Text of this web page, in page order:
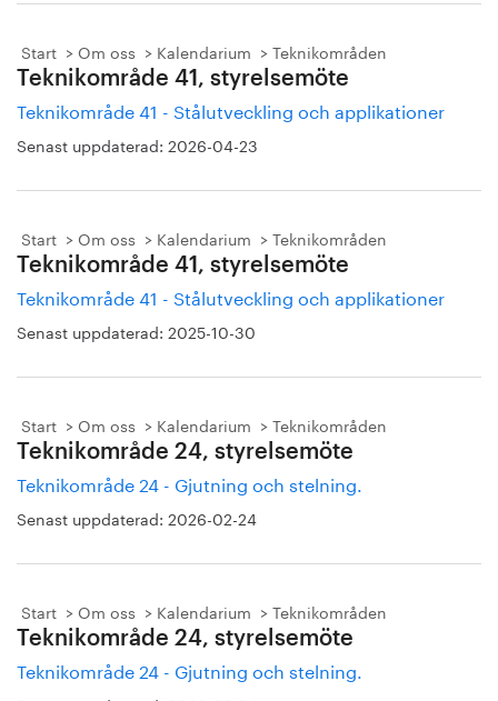
Start Om oss Kalendarium Teknikområden
Teknikområde 41, styrelsemöte
Teknikområde 41 - Stålutveckling och applikationer
Senast uppdaterad: 2026-04-23
Start Om oss Kalendarium Teknikområden
Teknikområde 41, styrelsemöte
Teknikområde 41 - Stålutveckling och applikationer
Senast uppdaterad: 2025-10-30
Start Om oss Kalendarium Teknikområden
Teknikområde 24, styrelsemöte
Teknikområde 24 - Gjutning och stelning.
Senast uppdaterad: 2026-02-24
Start Om oss Kalendarium Teknikområden
Teknikområde 24, styrelsemöte
Teknikområde 24 - Gjutning och stelning.